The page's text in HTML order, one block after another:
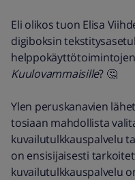
Eli olikos tuon Elisa
digiboksin
Kuulovammaisille? 🤔
Ylen peruskanavien
tosiaan mahdollista
kuvailutulkkauspalvelu
on ensisijaisesti
kuvailutulkkauspalvelu